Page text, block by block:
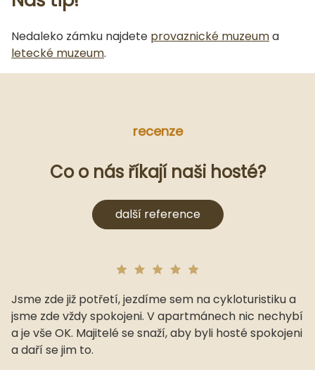
Nedaleko zámku najdete provaznické muzeuma
letecké muzeum.
recenze
Co o nás říkají naši hosté?
další reference
Jsme zde již potřetí, jezdíme sem na cykloturistiku a
jsme zde vždy spokojeni. V apartmánech nic nechybí
a je vše OK. Majitelé se snaží, aby byli hosté spokojeni
a daří se jim to.